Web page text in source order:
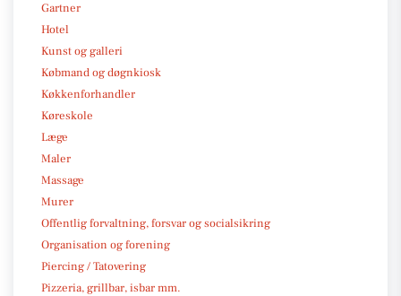
Gartner
Hotel
Kunst og galleri
Købmand og døgnkiosk
Køkkenforhandler
Køreskole
Læge
Maler
Massage
Murer
Offentlig forvaltning, forsvar og socialsikring
Organisation og forening
Piercing / Tatovering
Pizzeria, grillbar, isbar mm.